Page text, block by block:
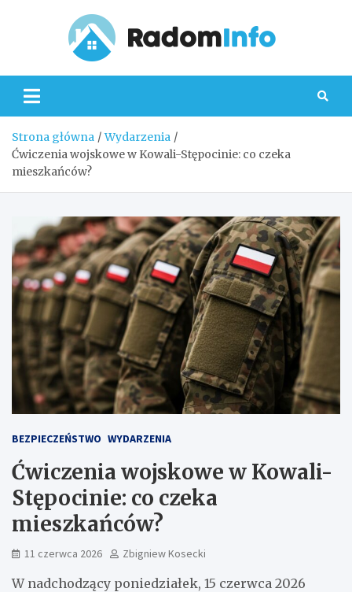
Strona główna
Wydarzenia
Ćwiczenia wojskowe w Kowali-Stępocinie: co czeka
mieszkańców?
BEZPIECZEŃSTWO WYDARZENIA
Ćwiczenia wojskowe w Kowali-
Stępocinie: co czeka
mieszkańców?
11 czerwca 2026 Zbigniew Kosecki
W nadchodzący poniedziałek, 15 czerwca 2026